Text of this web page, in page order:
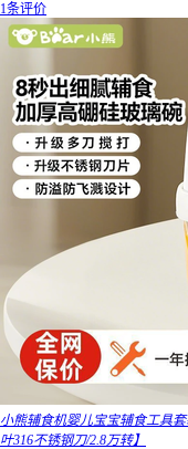
1条评价
小熊辅食机婴儿宝宝辅食工具
叶316不锈钢刀/2.8万转】